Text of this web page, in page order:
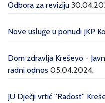
Odbora za reviziju
Nove usluge u ponudi JKP
Dom zdravlja Kreševo -
radni odnos 05.04.2024.
JU Dječji vrtić ''Radost''